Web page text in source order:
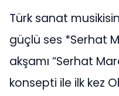
Türk sanat
güçlü ses *Serhat
akşamı “Serhat
konsepti ile ilk kez